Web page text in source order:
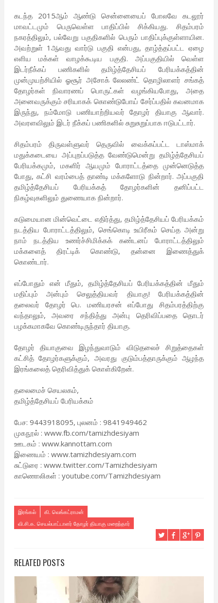
கடந்த 2015ஆம் ஆண்டு சென்னையைப் போலவே கடலூர்
மாவட்டமும் பெருவெள்ள பாதிப்பில் சிக்கியது. சிதம்பரம்
நகரத்திலும், பல்வேறு பகுதிகளில் பெரும் பாதிப்புக்குள்ளாயின.
அவற்றுள் 1ஆவது வார்டு பகுதி என்பது, தாழ்த்தப்பட்ட ஏழை
எளிய மக்கள் வாழக்கூடிய பகுதி. அப்பகுதியில் வெள்ள
இடர்நீக்கப் பணிகளில் தமிழ்த்தேசியப் பேரியக்கத்தின்
முன்முயற்சியில் ஓசூர் அசோக் லேலண்ட் தொழிலாளர் சங்கத்
தோழர்கள் நிவாரணப் பொருட்கள் வழங்கியபோது, அதை
அனைவருக்கும் சரியாகக் கொண்டுபோய் சேர்ப்பதில் கவனமாக
இருந்து, நம்மோடு பணியாற்றியவர் தோழர் தியாகு ஆவார்.
அவரளவிலும் இடர் நீக்கப் பணிகளில் சுறுசுறுப்பாக ஈடுபட்டார்.
சிதம்பரம் திருவள்ளுவர் தெருவில் வைக்கப்பட்ட டாஸ்மாக்
மதுக்கடையை அப்புறப்படுத்த வேண்டுமென்று தமிழ்த்தேசியப்
பேரியக்கமும், மகளிர் ஆயமும் போராட்டத்தை முன்னெடுத்த
போது, கட்சி வரம்பைத் தாண்டி மக்களோடு நின்றார். அப்பகுதி
தமிழ்த்தேசியப் பேரியக்கத் தோழர்களின் தனிப்பட்ட
நிகழ்வுகளிலும் துணையாக நின்றார்.
கடுமையான மின்வெட்டை எதிர்த்து, தமிழ்த்தேசியப் பேரியக்கம்
நடத்திய போராட்டத்திலும், செங்கொடி உயிரீகம் செய்த அன்று
நாம் நடத்திய உணர்ச்சிமிக்கக் கண்டனப் போராட்டத்திலும்
மக்களைத் திரட்டிக் கொண்டு, தன்னை இணைத்துக்
கொண்டார்.
எப்போதும் என் மீதும், தமிழ்த்தேசியப் பேரியக்கத்தின் மீதும்
மதிப்பும் அன்பும் செலுத்தியவர் தியாகு! பேரியக்கத்தின்
தலைவர் தோழர் பெ. மணியரசன் எப்போது சிதம்பரத்திற்கு
வந்தாலும், அவரை சந்தித்து அன்பு தெரிவிப்பதை தொடர்
பழக்கமாகவே கொண்டிருந்தார் தியாகு.
தோழர் தியாகுவை இழந்துவாடும் விடுதலைச் சிறுத்தைகள்
கட்சித் தோழர்களுக்கும், அவரது குடும்பத்தாருக்கும் ஆழந்த
இரங்கலைத் தெரிவித்துக் கொள்கிறேன்.
தலைமைச் செயலகம்,
தமிழ்த்தேசியப் பேரியக்கம்
பேச: 9443918095, புலனம் : 9841949462
முகநூல் : www.fb.com/tamizhdesiyam
ஊடகம் : www.kannottam.com
இணையம் : www.tamizhdesiyam.com
சுட்டுரை : www.twitter.com/Tamizhdesiyam
காணொலிகள் : youtube.com/Tamizhdesiyam
இரங்கல்
கி. வெங்கட்ராமன்
வி.சி.க. செயல்பாட்டாளர் தோழர் தியாகு மறைந்தார்
RELATED POSTS